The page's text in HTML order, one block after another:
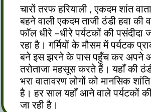
चारों तरफ हरियाली , एकदम शांत
बहने वाली एकदम ताजी ठंडी हवा की
फॉल धीरे -धीरे पर्यटकों की पसंदीदा
रहा है। गर्मियों के मौसम में पर्यटक
बने इस झरने के पास पहुँच कर अपने
तरोताजा महसूस करते हैं। यहाँ की
भरा वातावरण लोगों को मानसिक
है। हर साल यहाँ आने वाले पर्यटकों
जा रही है।